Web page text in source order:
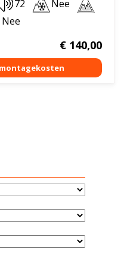
72
Nee
Nee
€140,00